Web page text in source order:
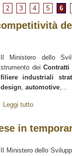
2 3 4 5 6
Il Ministero dello
strumento dei
filiere industriali
design, automotive,...
Leggi tutto
in
Il Ministero dello